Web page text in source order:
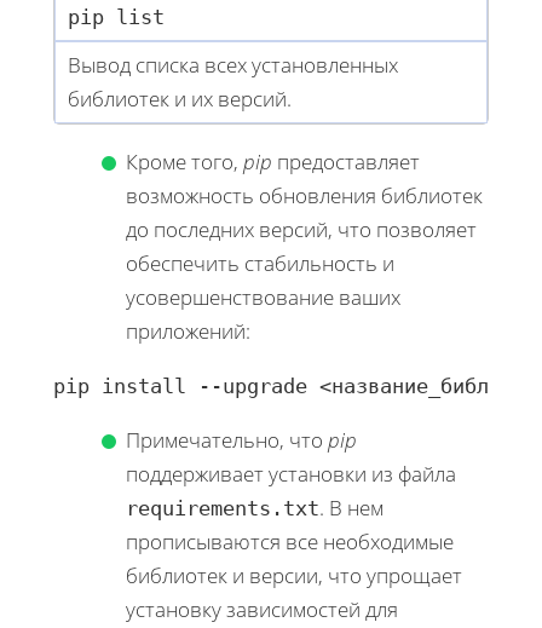
pip list
Вывод списка всех установленных
библиотек и их версий.
Кроме того, pip предоставляет
возможность обновления библиотек
до последних версий, что позволяет
обеспечить стабильность и
усовершенствование ваших
приложений:
pip install --upgrade
Примечательно, что pip
поддерживает установки из файла
requirements.txt. В нем
прописываются все необходимые
библиотек и версии, что упрощает
установку зависимостей для